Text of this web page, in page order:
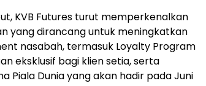
KVB Futures turut memperkenalkan
yang dirancang untuk meningkatkan
nasabah, termasuk Loyalty Program
eksklusif bagi klien setia, serta
Piala Dunia yang akan hadir pada Juni